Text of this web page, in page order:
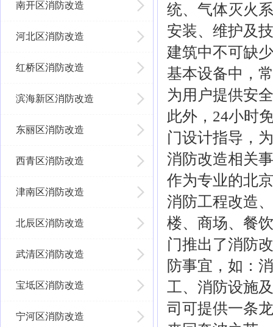
南开区消防改造
河北区消防改造
红桥区消防改造
滨海新区消防改造
东丽区消防改造
西青区消防改造
津南区消防改造
北辰区消防改造
武清区消防改造
宝坻区消防改造
宁河区消防改造
统、气体灭火
安装、维护及
建筑中不可缺
基本设备中，
为用户提供安
此外，24小时
门设计指导，
消防改造相关
作为专业的北
消防工程改造
楼、商场、餐
门推出了消防
防事宜，如：
工、消防设施
司可提供一条